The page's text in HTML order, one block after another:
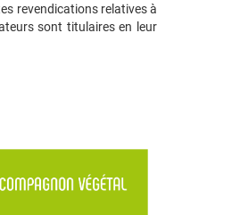
revendications relatives à
sont titulaires en leur